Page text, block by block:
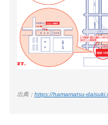
出典； https://hamamatsu-